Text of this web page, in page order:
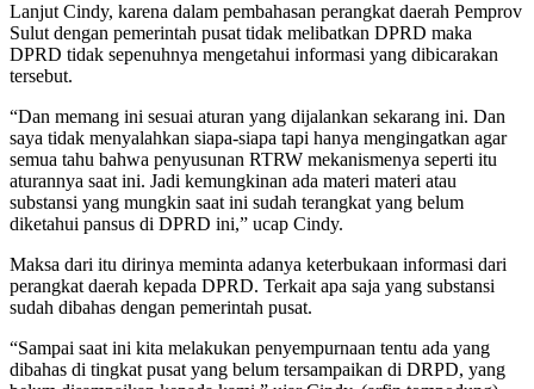
Lanjut Cindy, karena dalam pembahasan perangkat daerah Pemprov
Sulut dengan pemerintah pusat tidak melibatkan DPRD maka
DPRD tidak sepenuhnya mengetahui informasi yang dibicarakan
tersebut.
“Dan memang ini sesuai aturan yang dijalankan sekarang ini. Dan
saya tidak menyalahkan siapa-siapa tapi hanya mengingatkan agar
semua tahu bahwa penyusunan RTRW mekanismenya seperti itu
aturannya saat ini. Jadi kemungkinan ada materi materi atau
substansi yang mungkin saat ini sudah terangkat yang belum
diketahui pansus di DPRD ini,” ucap Cindy.
Maksa dari itu dirinya meminta adanya keterbukaan informasi dari
perangkat daerah kepada DPRD. Terkait apa saja yang substansi
sudah dibahas dengan pemerintah pusat.
“Sampai saat ini kita melakukan penyempurnaan tentu ada yang
dibahas di tingkat pusat yang belum tersampaikan di DRPD, yang